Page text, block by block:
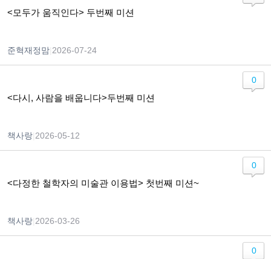
<모두가 움직인다> 두번째 미션
준혁재정맘 2026-07-24
<다시, 사람을 배웁니다>두번째 미션
책사랑 2026-05-12
0
<다정한 철학자의 미술관 이용법> 첫번째 미션~
책사랑 2026-03-26
0
0